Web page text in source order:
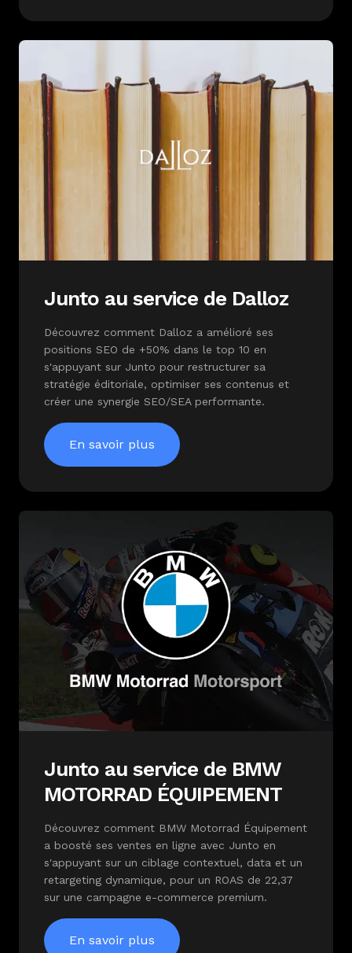
Junto au service de Dalloz
Découvrez comment Dalloz a amélioré ses
positions SEO de +50% dans le top 10 en
s'appuyant sur Junto pour restructurer sa
stratégie éditoriale, optimiser ses contenus et
créer une synergie SEO/SEA performante.
En savoir plus
Junto au service de BMW
MOTORRAD ÉQUIPEMENT
Découvrez comment BMW Motorrad Équipement
a boosté ses ventes en ligne avec Junto en
s'appuyant sur un ciblage contextuel, data et un
retargeting dynamique, pour un ROAS de 22,37
sur une campagne e-commerce premium.
En savoir plus